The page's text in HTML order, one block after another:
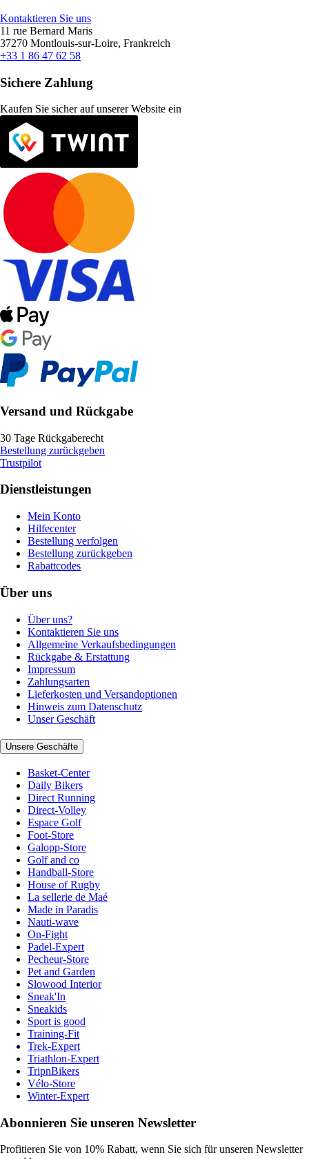
Kontaktieren Sie uns
11 rue Bernard Maris
37270 Montlouis-sur-Loire, Frankreich
+33 1 86 47 62 58
Sichere Zahlung
Kaufen Sie sicher auf unserer Website ein
Versand und Rückgabe
30 Tage Rückgaberecht
Bestellung zurückgeben
Trustpilot
Dienstleistungen
Mein Konto
Hilfecenter
Bestellung verfolgen
Bestellung zurückgeben
Rabattcodes
Über uns
Über uns?
Kontaktieren Sie uns
Allgemeine Verkaufsbedingungen
Rückgabe & Erstattung
Impressum
Zahlungsarten
Lieferkosten und Versandoptionen
Hinweis zum Datenschutz
Unser Geschäft
Unsere Geschäfte
Basket-Center
Daily Bikers
Direct Running
Direct-Volley
Espace Golf
Foot-Store
Galopp-Store
Golf and co
Handball-Store
House of Rugby
La sellerie de Maé
Made in Paradis
Nauti-wave
On-Fight
Padel-Expert
Pecheur-Store
Pet and Garden
Slowood Interior
Sneak'In
Sneakids
Sport is good
Training-Fit
Trek-Expert
Triathlon-Expert
TripnBikers
Vélo-Store
Winter-Expert
Abonnieren Sie unseren Newsletter
Profitieren Sie von 10% Rabatt, wenn Sie sich für unseren Newsletter